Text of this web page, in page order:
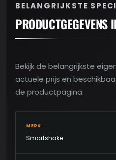
BELANGRIJKSTE
PRODUCTGEGEVENS
Bekijk de belangrijkste
actuele prijs en
de productpagina.
MERK
Smartshake